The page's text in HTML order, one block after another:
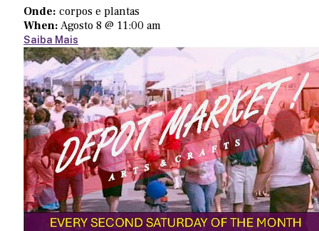
Onde: corpos e plantas
When: Agosto 8 @ 11:00 am
Saiba Mais